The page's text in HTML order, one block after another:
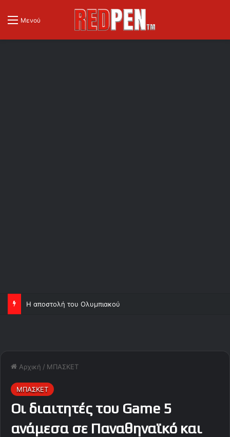
Μενού
Η αποστολή του Ολυμπιακού
Αρχική / ΜΠΑΣΚΕΤ
ΜΠΑΣΚΕΤ
Οι διαιτητές του Game 5
ανάμεσα σε Παναθηναϊκό και